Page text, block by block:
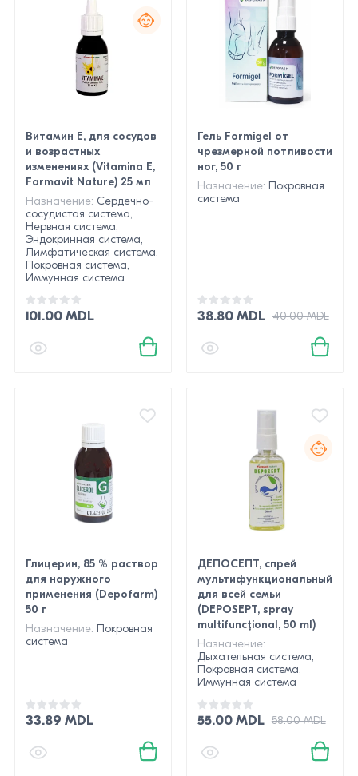
Витамин Е, для сосудов
и возрастных
изменениях (Vitamina E,
Farmavit Nature) 25 мл
Назначение: Сердечно-
сосудистая система,
Нервная система,
Эндокринная система,
Лимфатическая система,
Покровная система,
Иммунная система
101.00 MDL
Гель Formigel от
чрезмерной потливости
ног, 50 г
Назначение:
Покровная
система
38.80 MDL 40.00 MDL
Глицерин, 85 % раствор
для наружного
применения (Depofarm)
50 г
Назначение:
Покровная
система
33.89 MDL
ДЕПОСЕПТ, спрей
мультифункциональный
для всей семьи
(DEPOSEPT, spray
multifuncțional, 50 ml)
Назначение:
Дыхательная система,
Покровная система,
Иммунная система
55.00 MDL 58.00 MDL